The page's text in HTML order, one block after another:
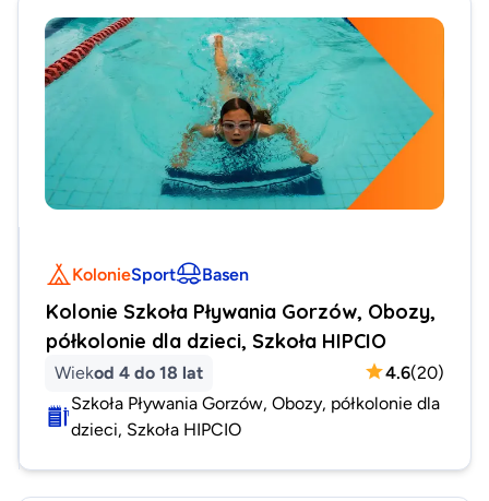
KolonieSport Basen
Kolonie Szkoła Pływania Gorzów, Obozy,
półkolonie dla dzieci, Szkoła HIPCIO
Wiekod 4 do 18 lat 4.6(20)
Szkoła Pływania Gorzów, Obozy, półkolonie dla
dzieci, Szkoła HIPCIO